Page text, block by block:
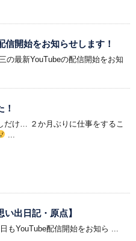
信開始をお知らせします！
の最新YouTubeの配信開始をお知
だけ… ２か月ぶりに仕事をするこ
出日記・原点】
もYouTube配信開始をお知ら ...